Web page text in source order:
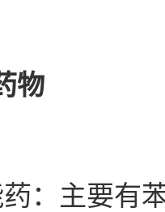
物
药：主要有